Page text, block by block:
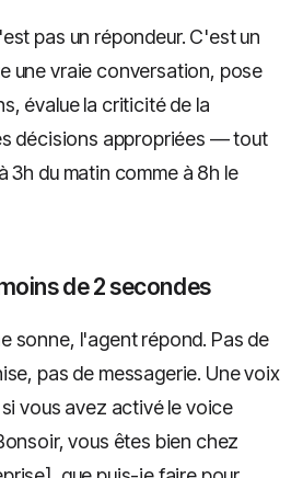
pas un répondeur. C'est un
une vraie conversation, pose
évalue la criticité de la
décisions appropriées — tout
3h du matin comme à 8h le
de 2 secondes
sonne, l'agent répond. Pas de
pas de messagerie. Une voix
vous avez activé le voice
vous êtes bien chez